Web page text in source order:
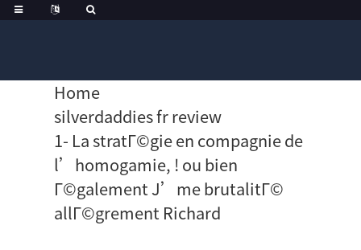
Home
silverdaddies fr review
1- La stratГ©gie en compagnie de
l’homogamie, ! ou bien
Г©galement J’me brutalitГ©
allГ©grement Richard